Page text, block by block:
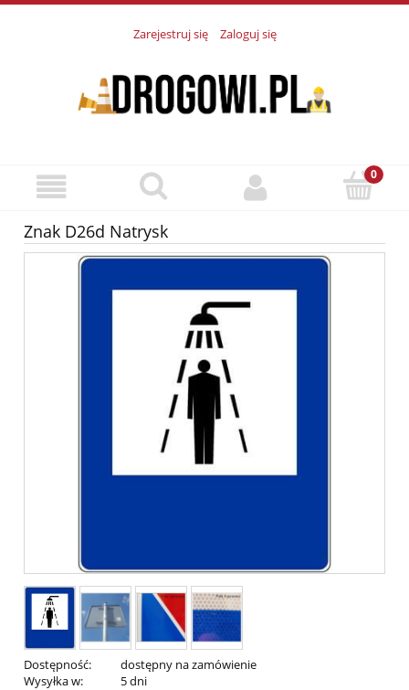
Zarejestruj się Zaloguj się
Znak D26d Natrysk
Dostępność:
dostępny na zamówienie
Wysyłka w:
5 dni